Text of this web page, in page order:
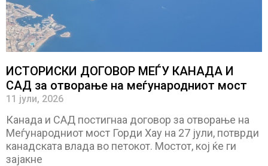
ИСТОРИСКИ ДОГОВОР МЕЃУ КАНАДА И
САД за отворање на меѓународниот мост
11 јули, 2026
Канада и САД постигнаа договор за отворање на
Меѓународниот мост Горди Хау на 27 јули, потврди
канадската влада во петокот. Мостот, кој ќе ги
зајакне